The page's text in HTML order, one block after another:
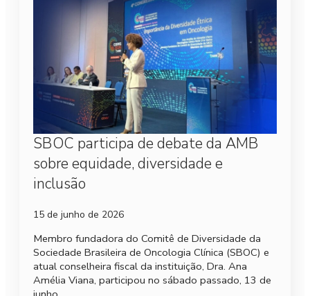
SBOC participa de debate da AMB
sobre equidade, diversidade e
inclusão
15 de junho de 2026
Membro fundadora do Comitê de Diversidade da
Sociedade Brasileira de Oncologia Clínica (SBOC) e
atual conselheira fiscal da instituição, Dra. Ana
Amélia Viana, participou no sábado passado, 13 de